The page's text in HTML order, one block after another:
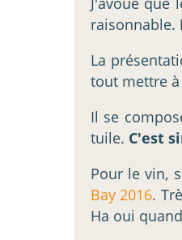
raisonnable.
La
tout mettre à
Il se
tuile. C'est
Pour le vin,
Bay 2016.
Ha oui